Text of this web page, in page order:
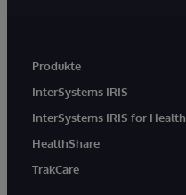
Produkte
InterSystems IRIS
InterSystems IRIS for Health
HealthShare
TrakCare